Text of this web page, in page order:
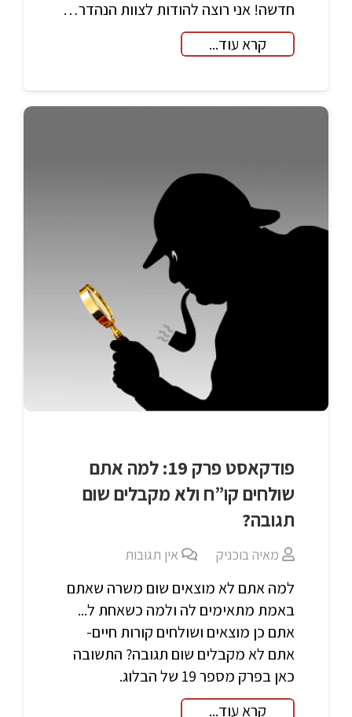
חדשה! אני רוצה להודות לצוות הנהדר…
קרא עוד...
פודקאסט פרק 19: למה אתם
שולחים קו”ח ולא מקבלים שום
תגובה?
מאיה בוכניק אין תגובות
למה אתם לא מוצאים שום משרה שאתם
באמת מתאימים לה ולמה כשאחת ל...
אתם כן מוצאים ושולחים קורות חיים-
אתם לא מקבלים שום תגובה? התשובה
כאן בפרק מספר 19 של הבלוג.
קרא עוד...